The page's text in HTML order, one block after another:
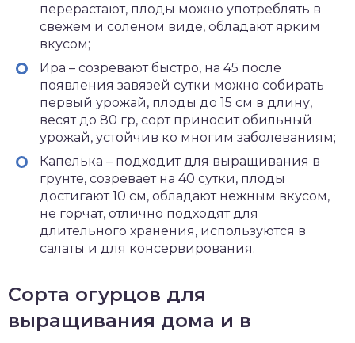
перерастают, плоды можно употреблять в
свежем и соленом виде, обладают ярким
вкусом;
Ира – созревают быстро, на 45 после
появления завязей сутки можно собирать
первый урожай, плоды до 15 см в длину,
весят до 80 гр, сорт приносит обильный
урожай, устойчив ко многим заболеваниям;
Капелька – подходит для выращивания в
грунте, созревает на 40 сутки, плоды
достигают 10 см, обладают нежным вкусом,
не горчат, отлично подходят для
длительного хранения, используются в
салаты и для консервирования.
Сорта огурцов для
выращивания дома и в